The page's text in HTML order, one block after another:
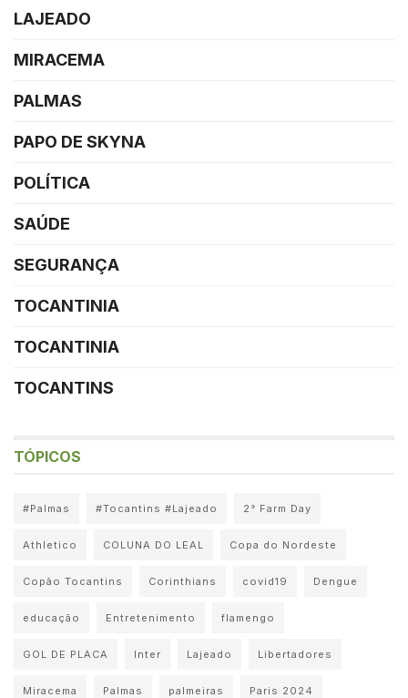
LAJEADO
MIRACEMA
PALMAS
PAPO DE SKYNA
POLÍTICA
SAÚDE
SEGURANÇA
TOCANTINIA
TOCANTINIA
TOCANTINS
TÓPICOS
#Palmas #Tocantins #Lajeado 2° Farm Day
Athletico COLUNA DO LEAL Copa do Nordeste
Copão Tocantins Corinthians covid19 Dengue
educação Entretenimento flamengo
GOL DE PLACA Inter Lajeado Libertadores
Miracema Palmas palmeiras Paris 2024